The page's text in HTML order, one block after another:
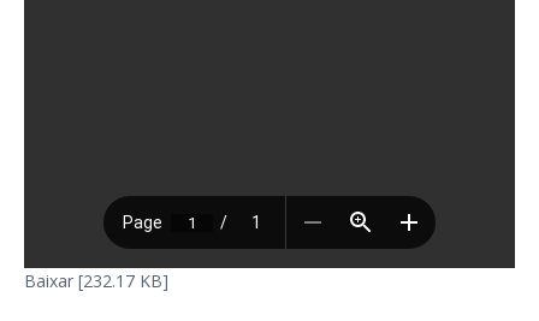
Baixar [232.17 KB]